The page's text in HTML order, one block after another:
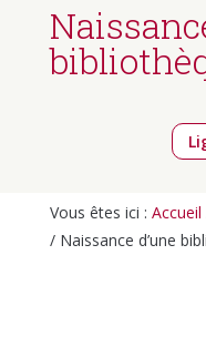
Vous êtes ici : Accueil
/ Naissance d’une